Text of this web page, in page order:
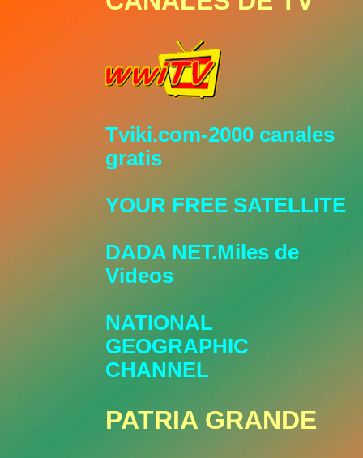
Tviki.com-2000 canales
gratis
YOUR FREE SATELLITE
DADA NET.Miles de
Videos
NATIONAL
GEOGRAPHIC
CHANNEL
PATRIA GRANDE